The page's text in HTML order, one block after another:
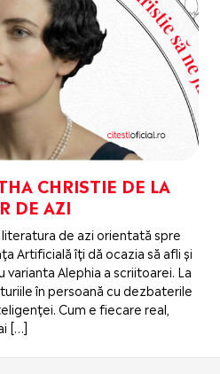
CHRISTIE DE LA
DE AZI
de azi orientată spre
Artificială îți dă ocazia să afli și
Alephia a scriitoarei. La
în persoană cu dezbaterile
Cum e fiecare real,
[…]